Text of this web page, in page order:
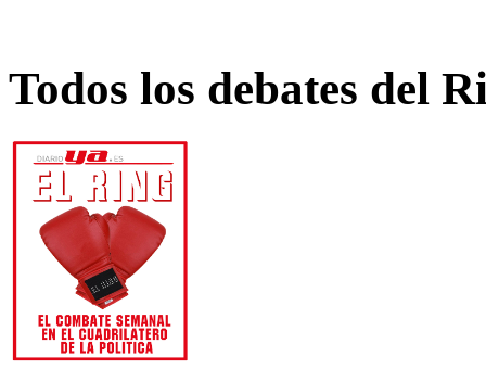
Todos los debates del